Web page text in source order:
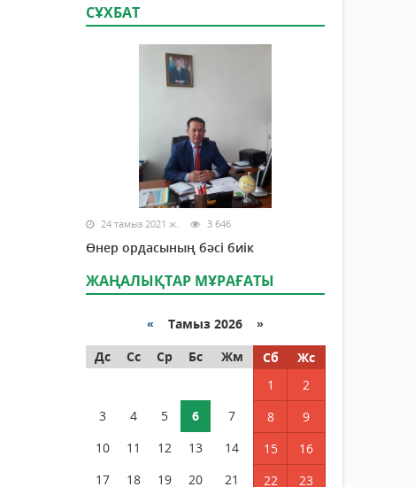
СҰХБАТ
24 тамыз 2021 ж. 3 646
Өнер ордасының бәсі биік
ЖАҢАЛЫҚТАР МҰРАҒАТЫ
« Тамыз 2026 »
Дс
Сс Ср Бс Жм Сб
Жс
1
2
3
4 5 6 7 8
9
10
11 12 13 14 15
16
17
18 19 20 21 22 23